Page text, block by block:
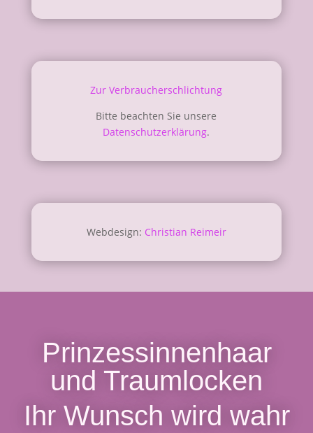
Zur Verbraucherschlichtung
Bitte beachten Sie unsere
Datenschutzerklärung.
Webdesign: Christian Reimeir
Prinzessinnenhaar
und Traumlocken
Ihr Wunsch wird wahr